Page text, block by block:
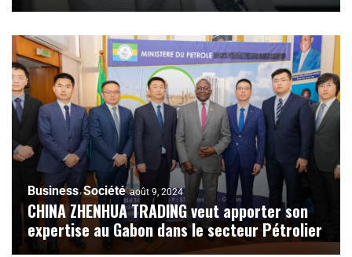
Business Société août 9, 2024
CHINA ZHENHUA TRADING veut apporter son
expertise au Gabon dans le secteur Pétrolier